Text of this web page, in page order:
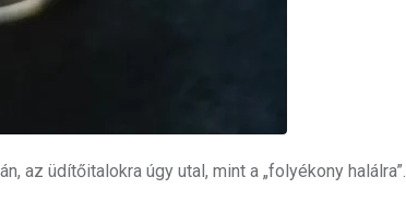
az üdítőitalokra úgy utal, mint a „folyékony halálra”.